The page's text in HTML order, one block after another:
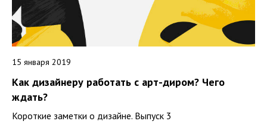
15 января 2019
Как дизайнеру работать с арт-диром? Чего
ждать?
Короткие заметки о дизайне. Выпуск 3